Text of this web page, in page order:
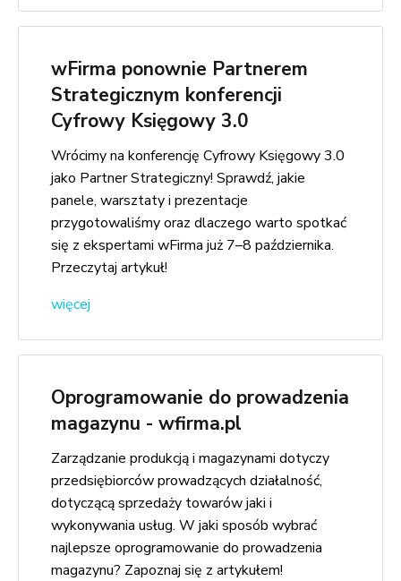
wFirma ponownie Partnerem
Strategicznym konferencji
Cyfrowy Księgowy 3.0
Wrócimy na konferencję Cyfrowy Księgowy 3.0
jako Partner Strategiczny! Sprawdź, jakie
panele, warsztaty i prezentacje
przygotowaliśmy oraz dlaczego warto spotkać
się z ekspertami wFirma już 7–8 października.
Przeczytaj artykuł!
więcej
Oprogramowanie do prowadzenia
magazynu - wfirma.pl
Zarządzanie produkcją i magazynami dotyczy
przedsiębiorców prowadzących działalność,
dotyczącą sprzedaży towarów jaki i
wykonywania usług. W jaki sposób wybrać
najlepsze oprogramowanie do prowadzenia
magazynu? Zapoznaj się z artykułem!